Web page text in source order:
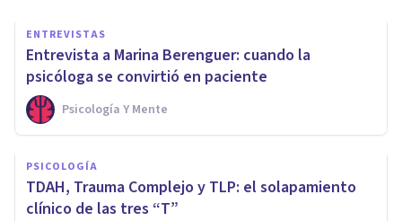
ENTREVISTAS
Entrevista a Marina Berenguer: cuando la
psicóloga se convirtió en paciente
Psicología Y Mente
PSICOLOGÍA
TDAH, Trauma Complejo y TLP: el solapamiento
clínico de las tres “T”